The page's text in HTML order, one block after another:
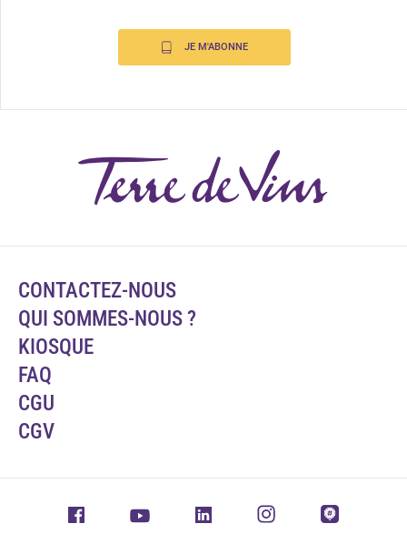
JE M'ABONNE
CONTACTEZ-NOUS
QUI SOMMES-NOUS ?
KIOSQUE
FAQ
CGU
CGV